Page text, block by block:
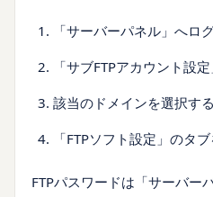
「サーバーパネル」へロ
「サブFTPアカウント設
該当のドメインを選択する
「FTPソフト設定」のタ
FTPパスワードは「サーバー